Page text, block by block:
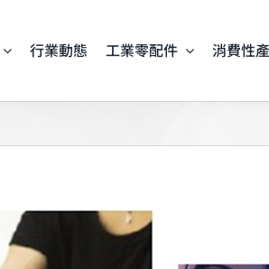
行業動態 工業零配件 消費性